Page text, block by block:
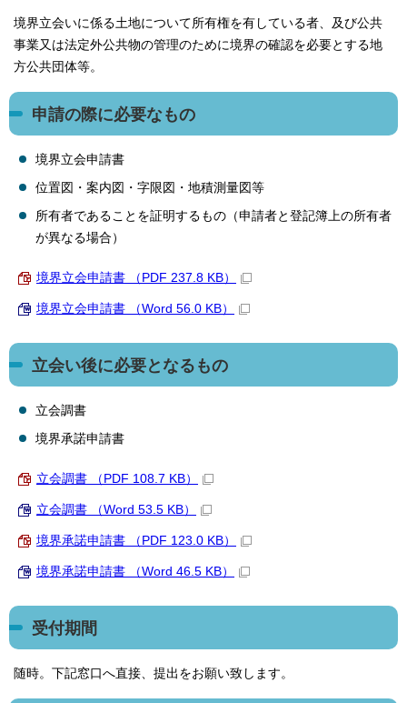
境界立会いに係る土地について所有権を有している者、及び公共
事業又は法定外公共物の管理のために境界の確認を必要とする地
方公共団体等。
申請の際に必要なもの
境界立会申請書
位置図・案内図・字限図・地積測量図等
所有者であることを証明するもの（申請者と登記簿上の所有者
が異なる場合）
境界立会申請書 （PDF 237.8 KB）
境界立会申請書 （Word 56.0 KB）
立会い後に必要となるもの
立会調書
境界承諾申請書
立会調書 （PDF 108.7 KB）
立会調書 （Word 53.5 KB）
境界承諾申請書 （PDF 123.0 KB）
境界承諾申請書 （Word 46.5 KB）
受付期間
随時。下記窓口へ直接、提出をお願い致します。